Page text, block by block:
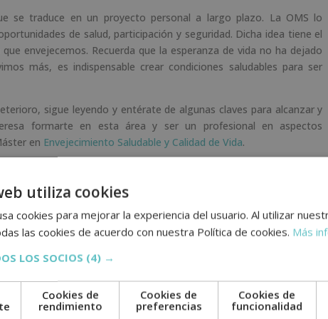
se traduce en un proyecto personal a largo plazo. La OMS lo
de salud, participación y seguridad. Dicha idea tiene el
envejecemos. Recuerda que la esperanza de vida no ha dejado
más, es indispensable crear condiciones saludables para ser
sigue leyendo y entérate de algunas claves para alcanzar y
formarte en esta área y ser un profesional en aspectos
en Envejecimiento Saludable y Calidad de Vida.
saludable
utiliza cookies
cookies para mejorar la experiencia del usuario. Al utilizar
las cookies de acuerdo con nuestra Política de cookies. Más
LOS SOCIOS (4) →
Cookies de
rendimiento
Cookies de
preferencias
Cookies de
funcionalidad